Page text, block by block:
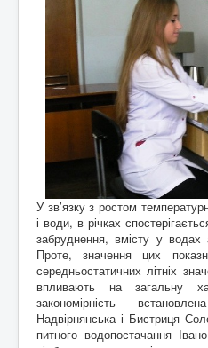
У зв’язку з ростом
і води, в річках
забруднення, вмісту у водах
Проте, значення цих
середньостатичних літніх
впливають на загальну
закономірність
Надвірнянська і Бистриця
питного водопостачання